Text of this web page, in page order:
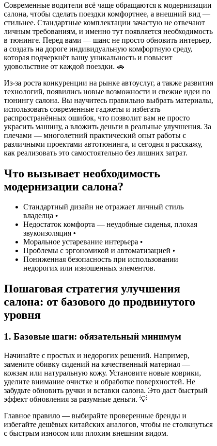
Современные водители всё чаще обращаются к модернизации
салона, чтобы сделать поездки комфортнее, а внешний вид —
стильнее. Стандартные комплектации зачастую не отвечают
личным требованиям, и именно тут появляется необходимость
в тюнинге. Перед вами — шанс не просто обновить интерьер,
а создать на дороге индивидуальную комфортную среду,
которая подчеркнёт вашу уникальность и повысит
удовольствие от каждой поездки. 🚗
Из-за роста конкуренции на рынке автоуслуг, а также развития
технологий, появились новые возможности и свежие идеи по
тюнингу салона. Вы научитесь правильно выбрать материалы,
использовать современные гаджеты и избегать
распространённых ошибок, что позволит вам не просто
украсить машину, а вложить деньги в реальные улучшения. За
плечами — многолетний практический опыт работы с
различными проектами автотюнинга, и сегодня я расскажу,
как реализовать это самостоятельно без лишних затрат.
Что вызывает необходимость
модернизации салона?
Стандартный дизайн не отражает личный стиль
владелца •
Недостаток комфорта — неудобные сиденья, плохая
звукоизоляция •
Моральное устаревание интерьера •
Проблемы с эргономикой и автоматизацией •
Пониженная безопасность при использовании
недорогих или изношенных элементов.
Пошаговая стратегия улучшения
салона: от базового до продвинутого
уровня
1. Базовые шаги: обязательный минимум
Начинайте с простых и недорогих решений. Например,
замените обивку сидений на качественный материал —
кожзам или натуральную кожу. Установите новые коврики,
уделите внимание очистке и обработке поверхностей. Не
забудьте обновить ручки и вставки салона. Это даст быстрый
эффект обновления за разумные деньги. 💡
Главное правило — выбирайте проверенные бренды и
избегайте дешёвых китайских аналогов, чтобы не столкнуться
с быстрым износом или плохим внешним видом.